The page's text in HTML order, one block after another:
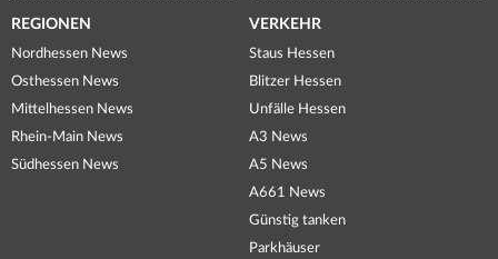
REGIONEN
Nordhessen News
Osthessen News
Mittelhessen News
Rhein-Main News
Südhessen News
VERKEHR
Staus Hessen
Blitzer Hessen
Unfälle Hessen
A3 News
A5 News
A661 News
Günstig tanken
Parkhäuser